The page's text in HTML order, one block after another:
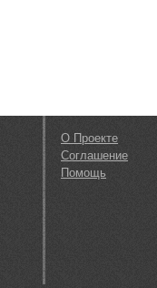
О Проекте
Соглашение
Помощь